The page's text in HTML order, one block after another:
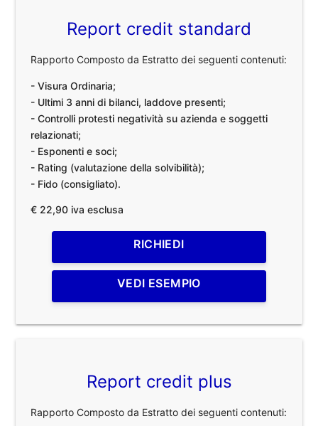
Report credit standard
Rapporto Composto da Estratto dei seguenti contenuti:
- Visura Ordinaria;
- Ultimi 3 anni di bilanci, laddove presenti;
- Controlli protesti negatività su azienda e soggetti
relazionati;
- Esponenti e soci;
- Rating (valutazione della solvibilità);
- Fido (consigliato).
€ 22,90 iva esclusa
RICHIEDI
VEDI ESEMPIO
Report credit plus
Rapporto Composto da Estratto dei seguenti contenuti: